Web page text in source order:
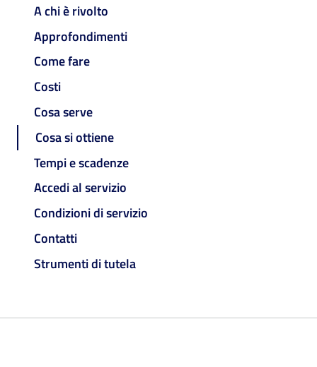
A chi è rivolto
Approfondimenti
Come fare
Costi
Cosa serve
Cosa si ottiene
Tempi e scadenze
Accedi al servizio
Condizioni di servizio
Contatti
Strumenti di tutela